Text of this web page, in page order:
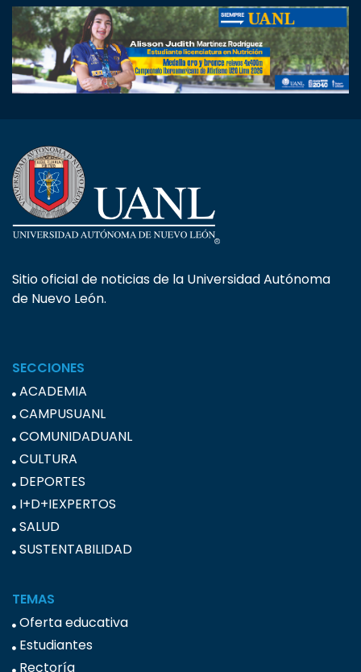
Sitio oficial de noticias de la Universidad Autónoma
de Nuevo León.
SECCIONES
ACADEMIA
CAMPUSUANL
COMUNIDADUANL
CULTURA
DEPORTES
I+D+IEXPERTOS
SALUD
SUSTENTABILIDAD
TEMAS
Oferta educativa
Estudiantes
Rectoría